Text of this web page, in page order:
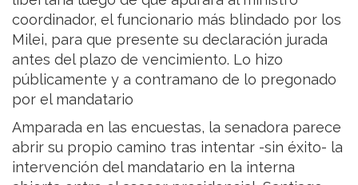
coordinador, el funcionario más blindado por los
Milei, para que presente su declaración jurada
antes del plazo de vencimiento. Lo hizo
públicamente y a contramano de lo pregonado
por el mandatario
Amparada en las encuestas, la senadora parece
abrir su propio camino tras intentar -sin éxito- la
intervención del mandatario en la interna